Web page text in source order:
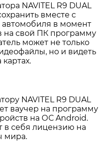
NAVITEL R9 DUAL
вместе с
в момент
на свой ПК программу
может не только
но и видеть
NAVITEL R9 DUAL
ваучер на программу
на ОС Android.
в себя лицензию на
мира.